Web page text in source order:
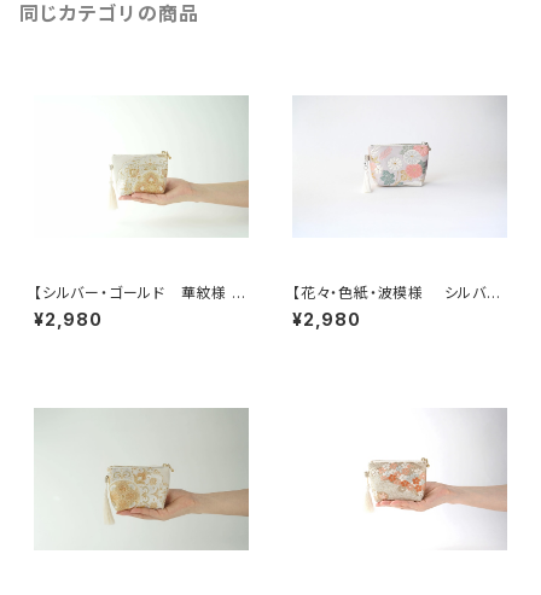
同じカテゴリの商品
【シルバー・ゴールド 華紋様 シ
ルク帯 ポーチ】カードケース、
ポーチ小さめ、ジュエリーポー
¥2,980
【花々・色紙・波模様 シルバ
ー・薄紫 シルク帯リメイク ミニ
ポーチ】カードケース、ポーチ小
¥2,980